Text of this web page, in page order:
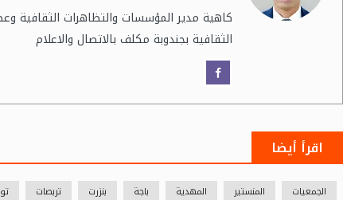
كاهية مدير المؤسسات والتظاهرات الثقافية
الثقافية بجندوبة مكلف بالاتصال والاعلام
اقرأ أيضا
الجمعيات المنستير المهدية باجة بنزرت تربصات